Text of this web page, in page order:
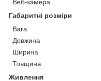
Веб-камера
Габаритні розміри
Вага
Довжина
Ширина
Товщина
Живлення